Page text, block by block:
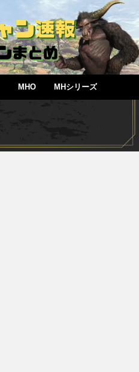
MHO MHシリーズ